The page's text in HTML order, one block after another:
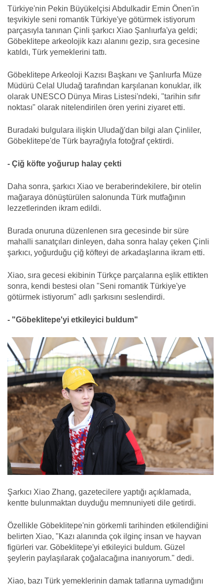
Türkiye'nin Pekin Büyükelçisi Abdulkadir Emin Önen'in
teşvikiyle seni romantik Türkiye'ye götürmek istiyorum
parçasıyla tanınan Çinli şarkıcı Xiao Şanlıurfa'ya geldi;
Göbeklitepe arkeolojik kazı alanını gezip, sıra gecesine
katıldı, Türk yemeklerini tattı.
Göbeklitepe Arkeoloji Kazısı Başkanı ve Şanlıurfa Müze
Müdürü Celal Uludağ tarafından karşılanan konuklar, ilk
olarak UNESCO Dünya Miras Listesi'ndeki, "tarihin sıfır
noktası" olarak nitelendirilen ören yerini ziyaret etti.
Buradaki bulgulara ilişkin Uludağ'dan bilgi alan Çinliler,
Göbeklitepe'de Türk bayrağıyla fotoğraf çektirdi.
- Çiğ köfte yoğurup halay çekti
Daha sonra, şarkıcı Xiao ve beraberindekilere, bir otelin
mağaraya dönüştürülen salonunda Türk mutfağının
lezzetlerinden ikram edildi.
Burada onuruna düzenlenen sıra gecesinde bir süre
mahalli sanatçıları dinleyen, daha sonra halay çeken Çinli
şarkıcı, yoğurduğu çiğ köfteyi de arkadaşlarına ikram etti.
Xiao, sıra gecesi ekibinin Türkçe parçalarına eşlik ettikten
sonra, kendi bestesi olan "Seni romantik Türkiye'ye
götürmek istiyorum" adlı şarkısını seslendirdi.
- "Göbeklitepe'yi etkileyici buldum"
Şarkıcı Xiao Zhang, gazetecilere yaptığı açıklamada,
kentte bulunmaktan duyduğu memnuniyeti dile getirdi.
Özellikle Göbeklitepe'nin görkemli tarihinden etkilendiğini
belirten Xiao, "Kazı alanında çok ilginç insan ve hayvan
figürleri var. Göbeklitepe'yi etkileyici buldum. Güzel
şeylerin paylaşılarak çoğalacağına inanıyorum." dedi.
Xiao, bazı Türk yemeklerinin damak tatlarına uymadığını